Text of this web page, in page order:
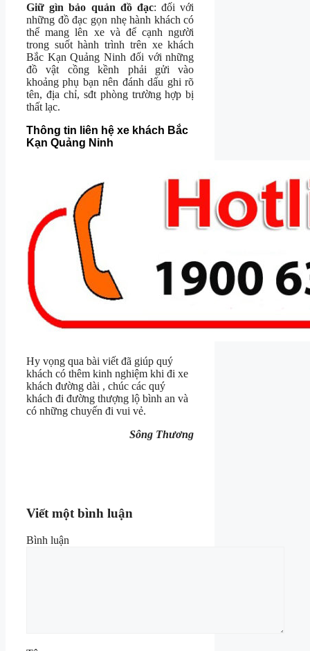
Giữ gìn bảo quản đồ đạc: đối với
những đồ đạc gọn nhẹ hành khách có
thể mang lên xe và để cạnh người
trong suốt hành trình trên xe khách
Bắc Kạn Quảng Ninh đối với những
đồ vật cồng kềnh phải gửi vào
khoảng phụ bạn nên đánh dấu ghi rõ
tên, địa chỉ, sđt phòng trường hợp bị
thất lạc.
Thông tin liên hệ xe khách Bắc
Kạn Quảng Ninh
Hy vọng qua bài viết đã giúp quý
khách có thêm kinh nghiệm khi đi xe
khách đường dài , chúc các quý
khách đi đường thượng lộ bình an và
có những chuyến đi vui vẻ.
Sông Thương
Viết một bình luận
Bình luận